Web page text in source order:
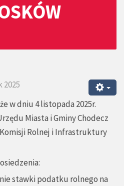
2025
w dniu 4 listopada 2025r.
Miasta i Gminy Chodecz
Rolnej i Infrastruktury
stawki podatku rolnego na